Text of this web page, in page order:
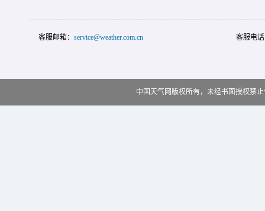
客服邮箱： service@weather.com.cn 客服电
中国天气网版权所有，未经书面授权